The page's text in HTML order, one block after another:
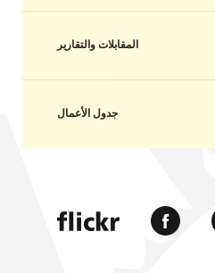
المقابلات والتقارير
جدول الأعمال